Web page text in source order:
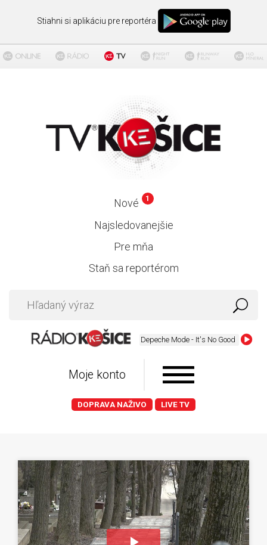
Stiahni si aplikáciu pre reportéra
Nové 1
Najsledovanejšie
Pre mňa
Staň sa reportérom
Depeche Mode - It's No Good
Moje konto
DOPRAVA NAŽIVO LIVE TV